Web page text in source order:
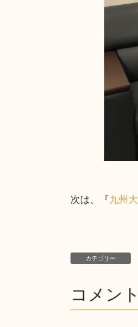
次は、『 九州
カテゴリー
コメン